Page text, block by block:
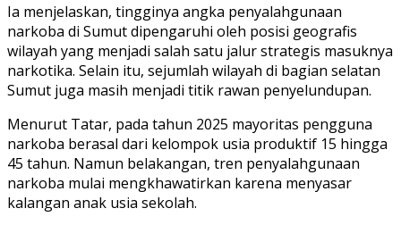
Ia menjelaskan, tingginya angka penyalahgunaan
narkoba di Sumut dipengaruhi oleh posisi geografis
wilayah yang menjadi salah satu jalur strategis masuknya
narkotika. Selain itu, sejumlah wilayah di bagian selatan
Sumut juga masih menjadi titik rawan penyelundupan.
Menurut Tatar, pada tahun 2025 mayoritas pengguna
narkoba berasal dari kelompok usia produktif 15 hingga
45 tahun. Namun belakangan, tren penyalahgunaan
narkoba mulai mengkhawatirkan karena menyasar
kalangan anak usia sekolah.